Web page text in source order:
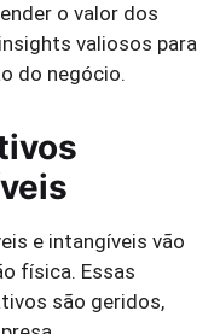
o valor dos
valiosos para
do negócio.
e intangíveis vão
física. Essas
são geridos,